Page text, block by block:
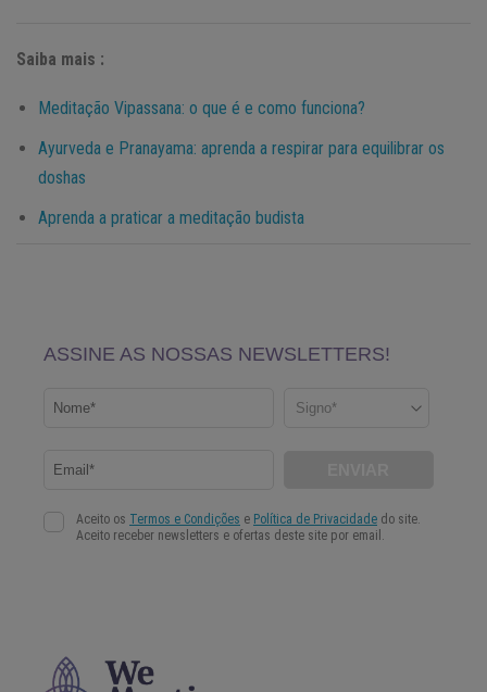
Saiba mais :
Meditação Vipassana: o que é e como funciona?
Ayurveda e Pranayama: aprenda a respirar para equilibrar os
doshas
Aprenda a praticar a meditação budista